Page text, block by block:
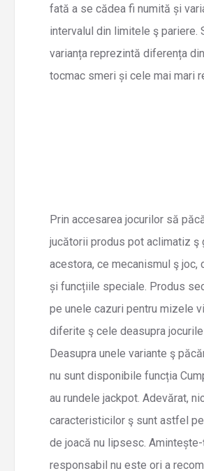
fată a se cădea fi numită și
intervalul din limitele ş pariere.
varianța reprezintă diferența
tocmac smeri și cele mai mari
Prin accesarea jocurilor să
jucătorii produs pot aclimatiz ş
acestora, ce mecanismul ş joc,
și funcțiile speciale. Produs
pe unele cazuri pentru mizele
diferite ş cele deasupra
Deasupra unele variante ş
nu sunt disponibile funcția
au rundele jackpot. Adevărat,
caracteristicilor ş sunt astfel
de joacă nu lipsesc.
responsabil nu este ori a